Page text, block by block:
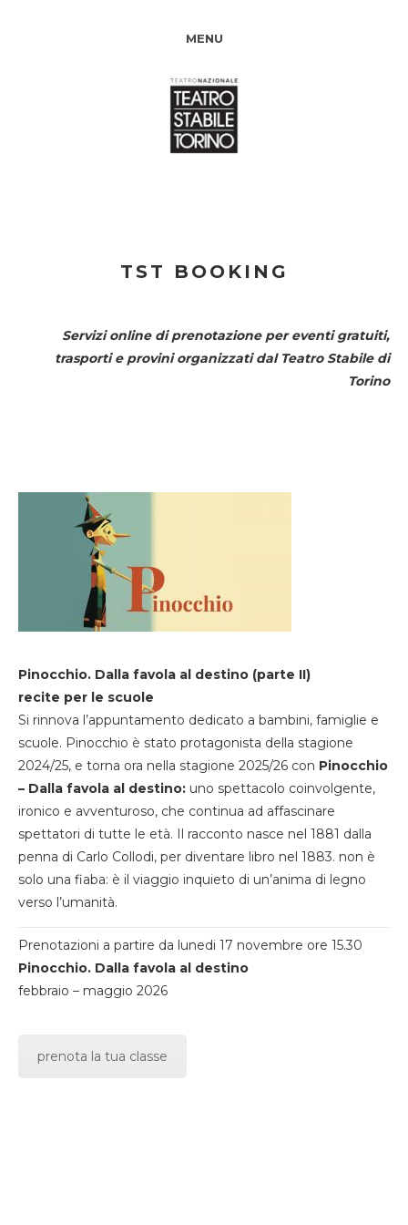
MENU
TST BOOKING
Servizi online di prenotazione per eventi gratuiti,
trasporti e provini organizzati dal Teatro Stabile di
Torino
Pinocchio. Dalla favola al destino (parte II)
recite per le scuole
Si rinnova l’appuntamento dedicato a bambini, famiglie e
scuole. Pinocchio è stato protagonista della stagione
2024/25, e torna ora nella stagione 2025/26 con Pinocchio
– Dalla favola al destino: uno spettacolo coinvolgente,
ironico e avventuroso, che continua ad affascinare
spettatori di tutte le età. Il racconto nasce nel 1881 dalla
penna di Carlo Collodi, per diventare libro nel 1883. non è
solo una fiaba: è il viaggio inquieto di un’anima di legno
verso l’umanità.
Prenotazioni a partire da lunedi 17 novembre ore 15.30
Pinocchio. Dalla favola al destino
febbraio – maggio 2026
prenota la tua classe